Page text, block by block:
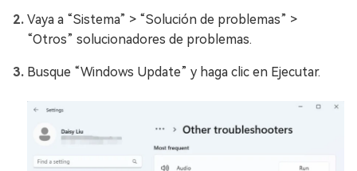
Vaya a “Sistema” > “Solución de problemas” >
“Otros” solucionadores de problemas.
Busque “Windows Update” y haga clic en Ejecutar.